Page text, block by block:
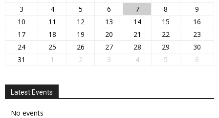
3
4 5 6 7 8
9
10
11 12 13 14 15
16
17
18 19 20 21 22
23
24
25 26 27 28 29
30
31
1 2 3 4 5 6
Latest Events
No events